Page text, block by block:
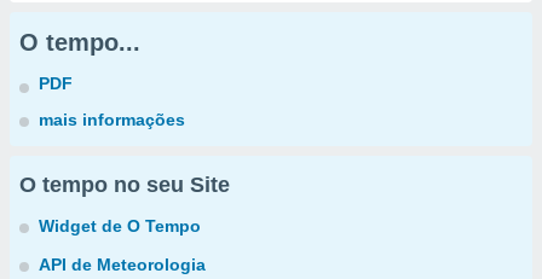
O tempo...
PDF
mais informações
O tempo no seu Site
Widget de O Tempo
API de Meteorologia